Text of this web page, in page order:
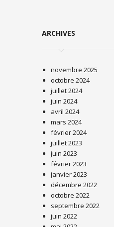
ARCHIVES
novembre 2025
octobre 2024
juillet 2024
juin 2024
avril 2024
mars 2024
février 2024
juillet 2023
juin 2023
février 2023
janvier 2023
décembre 2022
octobre 2022
septembre 2022
juin 2022